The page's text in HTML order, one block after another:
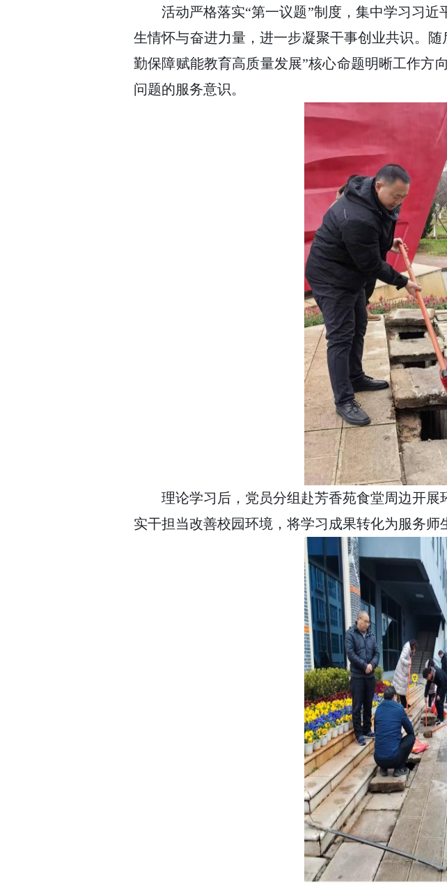
活动严格落实“第一议题”制度，集中学习习
生情怀与奋进力量，进一步凝聚干事创业共识。
勤保障赋能教育高质量发展”核心命题明晰工作方
问题的服务意识。
理论学习后，党员分组赴芳香苑食堂周边开
实干担当改善校园环境，将学习成果转化为服务师